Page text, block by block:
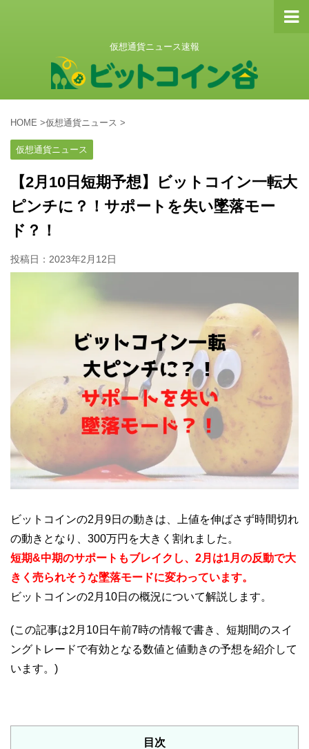
仮想通貨ニュース速報
HOME >仮想通貨ニュース >
仮想通貨ニュース
【2月10日短期予想】ビットコイン一転大
ピンチに？！サポートを失い墜落モー
ド？！
投稿日： 2023年2月12日
ビットコインの2月9日の動きは、上値を伸ばさず時間切れ
の動きとなり、300万円を大きく割れました。
短期&中期のサポートもブレイクし、2月は1月の反動で大
きく売られそうな墜落モードに変わっています。
ビットコインの2月10日の概況について解説します。
(この記事は2月10日午前7時の情報で書き、短期間のスイ
ングトレードで有効となる数値と値動きの予想を紹介して
います。)
目次